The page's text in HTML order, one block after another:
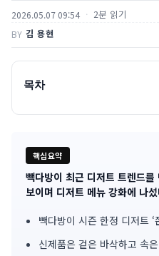
2026.05.07 09:54 2분 읽기
BY 김 용현
목차
핵심요약
기
빽다방이 최근 디저트 트렌드를
보이며 디저트 메뉴 강화에 나
빽다방이 시즌 한정 디저트
신제품은 겉은 바삭하고 속